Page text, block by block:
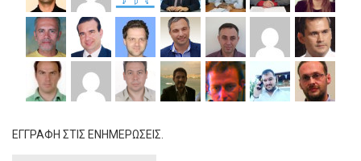
ΕΓΓΡΑΦΗ ΣΤΙΣ ΕΝΗΜΕΡΩΣΕΙΣ.